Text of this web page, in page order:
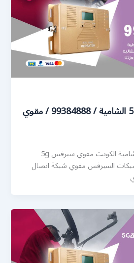
رقم مقوي شبكة 5g الشامية / 99384888 / مقوي
رقم مقوي شبكة 5g الشامية الكويت مقوي سيرفس 5g
السيرفس مقوي شبكة اتصال